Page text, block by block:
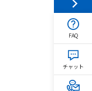
FAQ
チャット